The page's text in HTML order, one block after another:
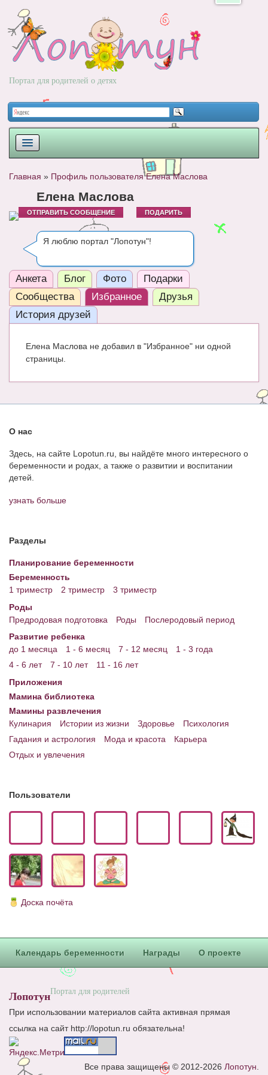
Портал для родителей о детях
РОДЫ
НОВОРОЖДЕННЫЙ
РАЗВИТИЕ
ВОПРОС-ОТВЕТ
ЧАТ
КНИГИ
СООБЩЕСТВА
Энциклопедия
МАМИНА БИБЛИОТЕКА
Имена. Святцы
Энциклопедия беременных
Мамина энциклопедия
Сервис. Оценка роста и веса ребенка
Приложения для Android
Полезные ссылки
Блог Администратора
Сотрудничество. Авторам
Главная » Профиль пользователя Елена Маслова
Елена Маслова
ОТПРАВИТЬ СООБЩЕНИЕ ПОДАРИТЬ
Я люблю портал "Лопотун"!
Анкета Блог Фото
Подарки
Сообщества
Избранное
Друзья
История друзей
Елена Маслова не добавил в "Избранное" ни одной
страницы.
О нас
Здесь, на сайте Lopotun.ru, вы найдёте много интересного о
беременности и родах, а также о развитии и воспитании
детей.
узнать больше
Разделы
Планирование беременности
Беременность
1 триместр
2 триместр
3 триместр
Роды
Предродовая подготовка
Роды
Послеродовый период
Развитие ребенка
до 1 месяца
1 - 6 месяц 7 - 12 месяц
1 - 3 года
4 - 6 лет
7 - 10 лет
11 - 16 лет
Приложения
Мамина библиотека
Мамины развлечения
Кулинария
Истории из жизни Здоровье
Психология
Гадания и астрология
Мода и красота
Карьера
Отдых и увлечения
Пользователи
Доска почёта
Календарь беременности Награды О проекте
ЛопотунПортал для родителей
При использовании материалов сайта активная прямая
ссылка на сайт http://lopotun.ru обязательна!
Все права защищены © 2012-2026 Лопотун